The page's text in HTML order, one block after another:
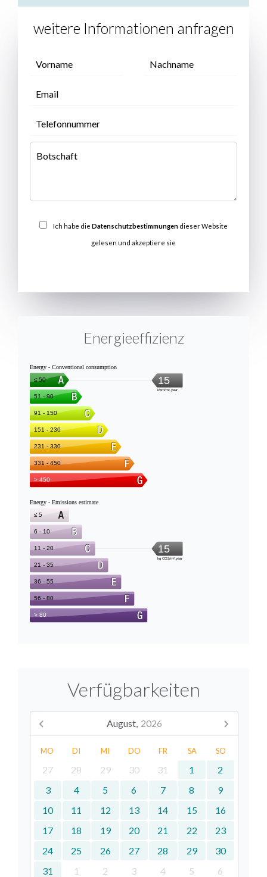
weitere Informationen anfragen
Ich habe die Datenschutzbestimmungen dieser Website
gelesen und akzeptiere sie
Energieeffizienz
Verfügbarkeiten
August, 2026
MO DI MI DO FR SA SO
27 28 29 30 31 1
2
3
4 5 6 7 8
9
10
11 12 13 14 15
16
17
18 19 20 21 22
23
24
25 26 27 28 29
30
31
1 2 3 4 5 6